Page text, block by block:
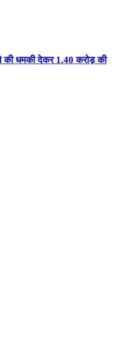
की धमकी देकर 1.40 करोड़ की